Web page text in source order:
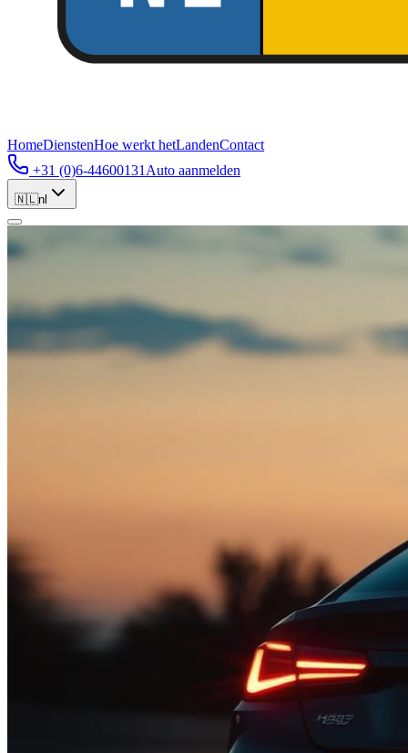
HomeDienstenHoe werkt hetLandenContact
+31 (0)6-44600131 Auto aanmelden
🇳🇱nl